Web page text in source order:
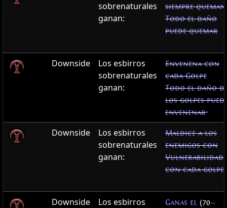
sobrenaturales
ganan:
siempre queman
Todo el daño
puede quemar
Downside
Los esbirros
sobrenaturales
ganan:
Envenena con
cada Golpe
Todo el daño
los golpes
envenenar
Downside
Los esbirros
sobrenaturales
ganan:
Maldice a los
enemigos con
Vulnerabilidad
con cada golpe
Downside
Los esbirros
Ganas el (70—